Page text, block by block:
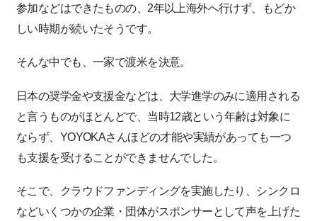
参加などはできたものの、2年以上海外へ行けず、もどか
しい時期が続いたそうです。
そんな中でも、一家で渡米を決意。
日本の奨学金や支援金などは、大学進学のみに適用される
と言うものがほとんどで、当時12歳という年齢は対象に
ならず、YOYOKAさんほどの才能や実績があっても一つ
も支援を受けることができませんでした。
そこで、クラウドファンディングを実施したり、シンクロ
などいくつかの企業・団体がスポンサーとして声を上げた